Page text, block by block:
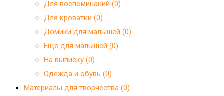
Для воспоминаний (0)
Для кроватки (0)
Домики для малышей (0)
Ещё для малышей (0)
На выписку (0)
Одежда и обувь (0)
Материалы для творчества (0)